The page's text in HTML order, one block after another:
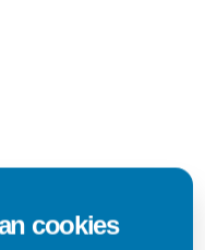
cookies